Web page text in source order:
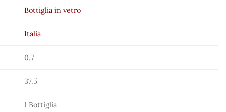
Bottiglia in vetro
Italia
0.7
37.5
1 Bottiglia